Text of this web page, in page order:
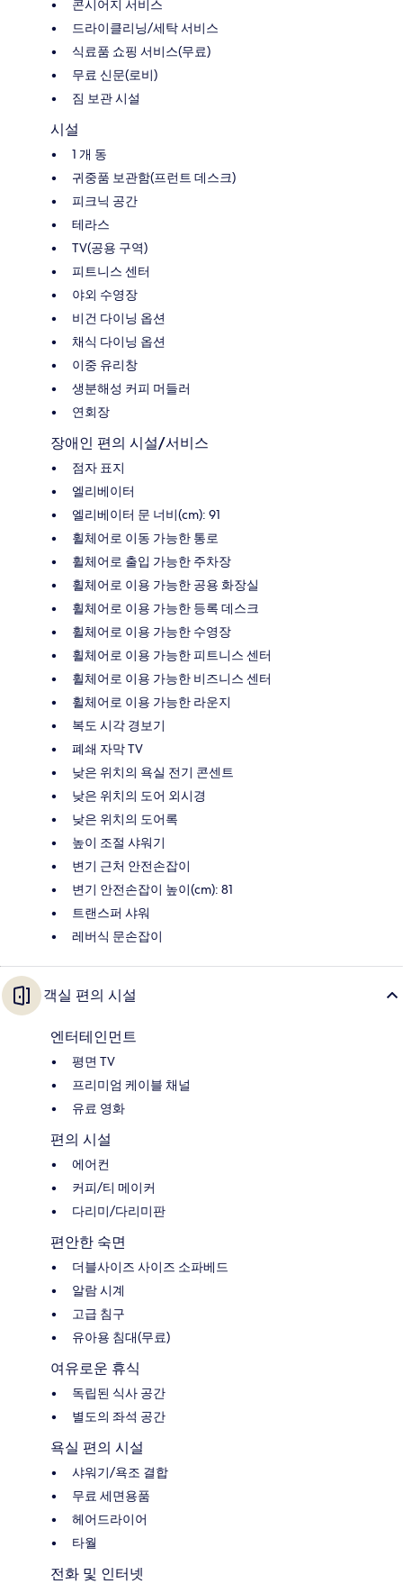
콘시어지 서비스
드라이클리닝/세탁 서비스
식료품 쇼핑 서비스(무료)
무료 신문(로비)
짐 보관 시설
시설
1 개 동
귀중품 보관함(프런트 데스크)
피크닉 공간
테라스
TV(공용 구역)
피트니스 센터
야외 수영장
비건 다이닝 옵션
채식 다이닝 옵션
이중 유리창
생분해성 커피 머들러
연회장
장애인 편의 시설/서비스
점자 표지
엘리베이터
엘리베이터 문 너비(cm): 91
휠체어로 이동 가능한 통로
휠체어로 출입 가능한 주차장
휠체어로 이용 가능한 공용 화장실
휠체어로 이용 가능한 등록 데스크
휠체어로 이용 가능한 수영장
휠체어로 이용 가능한 피트니스 센터
휠체어로 이용 가능한 비즈니스 센터
휠체어로 이용 가능한 라운지
복도 시각 경보기
폐쇄 자막 TV
낮은 위치의 욕실 전기 콘센트
낮은 위치의 도어 외시경
낮은 위치의 도어록
높이 조절 샤워기
변기 근처 안전손잡이
변기 안전손잡이 높이(cm): 81
트랜스퍼 샤워
레버식 문손잡이
객실 편의 시설
엔터테인먼트
평면 TV
프리미엄 케이블 채널
유료 영화
편의 시설
에어컨
커피/티 메이커
다리미/다리미판
편안한 숙면
더블사이즈 사이즈 소파베드
알람 시계
고급 침구
유아용 침대(무료)
여유로운 휴식
독립된 식사 공간
별도의 좌석 공간
욕실 편의 시설
샤워기/욕조 결합
무료 세면용품
헤어드라이어
타월
전화 및 인터넷